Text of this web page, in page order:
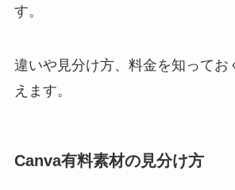
す。
違いや見分け方、料金を知ってお
えます。
Canva有料素材の見分け方